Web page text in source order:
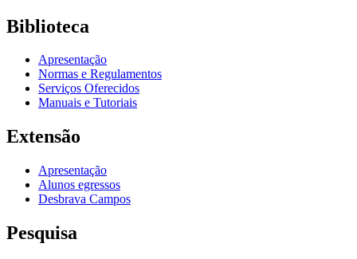
Biblioteca
Apresentação
Normas e Regulamentos
Serviços Oferecidos
Manuais e Tutoriais
Extensão
Apresentação
Alunos egressos
Desbrava Campos
Pesquisa